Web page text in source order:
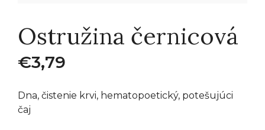
Ostružina černicová
€3,79
Dna, čistenie krvi, hematopoetický, potešujúci
čaj